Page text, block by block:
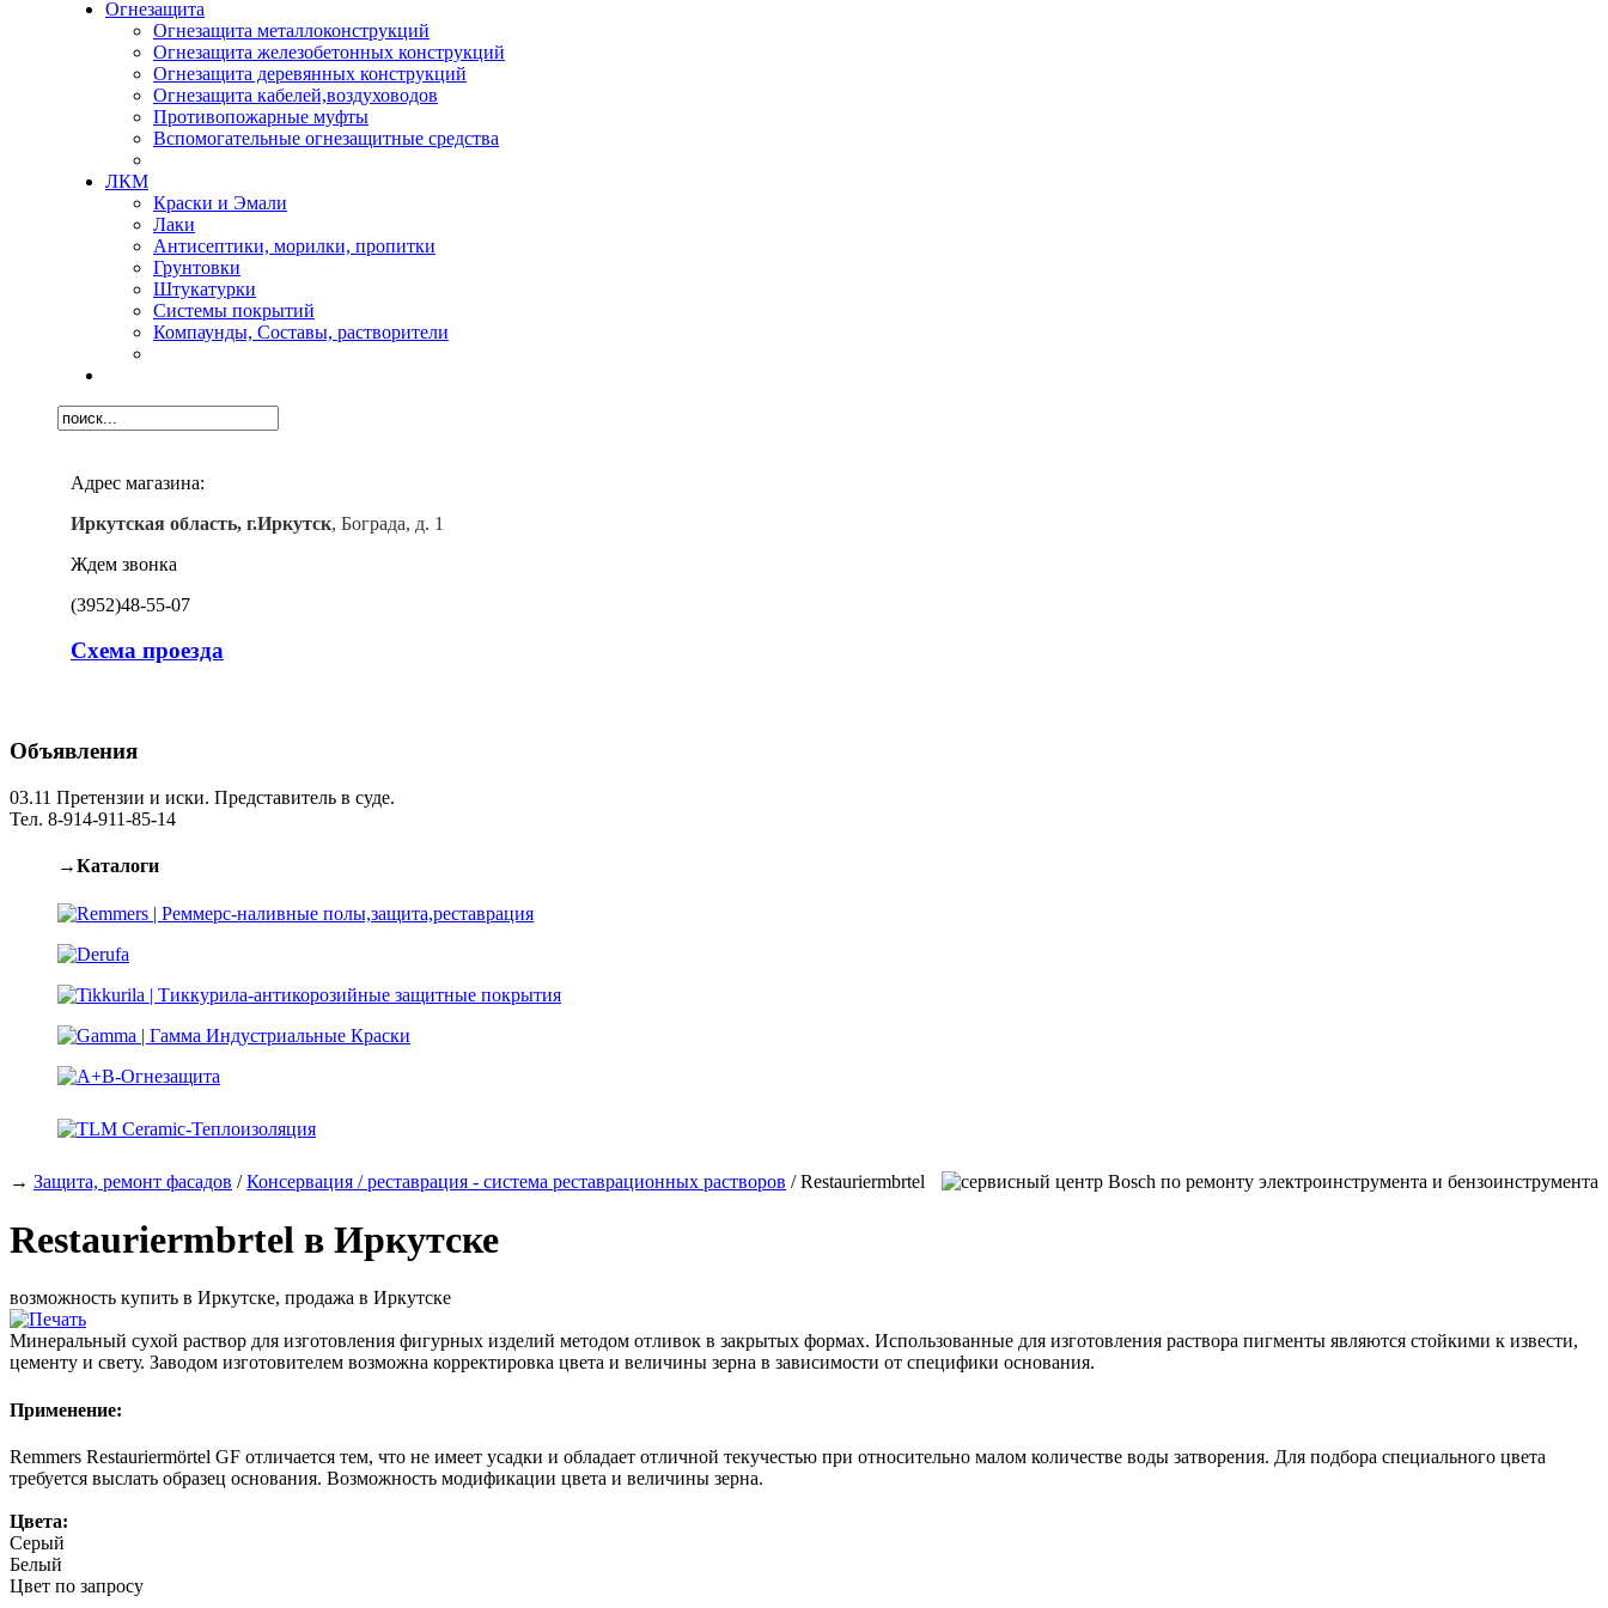
Огнезащита
Огнезащита металлоконструкций
Огнезащита железобетонных конструкций
Огнезащита деревянных конструкций
Огнезащита кабелей,воздуховодов
Противопожарные муфты
Вспомогательные огнезащитные средства
ЛКМ
Краски и Эмали
Лаки
Антисептики, морилки, пропитки
Грунтовки
Штукатурки
Системы покрытий
Компаунды, Составы, растворители
Адрес магазина:
Иркутская область, г.Иркутск, Бограда, д. 1
Ждем звонка
(3952)48-55-07
Схема проезда
Объявления
03.11 Претензии и иски. Представитель в суде.
Тел. 8-914-911-85-14
→Каталоги
→ Защита, ремонт фасадов /Консервация / реставрация - система реставрационных растворов / Restauriermbrtel
Restauriermbrtel в Иркутске
возможность купить в Иркутске, продажа в Иркутске
Минеральный сухой раствор для изготовления фигурных изделий методом отливок в закрытых формах. Использованные для изготовления раствора пигменты являются стойкими к извести,
цементу и свету. Заводом изготовителем возможна корректировка цвета и величины зерна в зависимости от специфики основания.
Применение:
Remmers Restauriermörtel GF отличается тем, что не имеет усадки и обладает отличной текучестью при относительно малом количестве воды затворения. Для подбора специального цвета
требуется выслать образец основания. Возможность модификации цвета и величины зерна.
Цвета:
Серый
Белый
Цвет по запросу